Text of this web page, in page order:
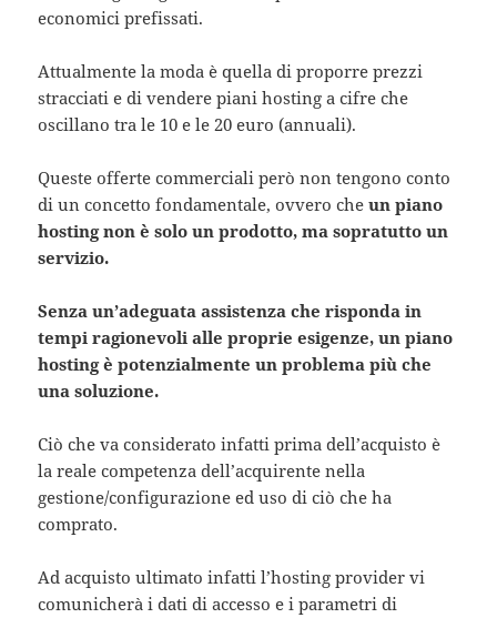
economici prefissati.
Attualmente la moda è quella di proporre prezzi
stracciati e di vendere piani hosting a cifre che
oscillano tra le 10 e le 20 euro (annuali).
Queste offerte commerciali però non tengono conto
di un concetto fondamentale, ovvero cheun piano
hosting non è solo un prodotto, ma sopratutto un
servizio.
Senza un’adeguata assistenza che risponda in
tempi ragionevoli alle proprie esigenze, un piano
hosting è potenzialmente un problema più che
una soluzione.
Ciò che va considerato infatti prima dell’acquisto è
la reale competenza dell’acquirente nella
gestione/configurazione ed uso di ciò che ha
comprato.
Ad acquisto ultimato infatti l’hosting provider vi
comunicherà i dati di accesso e i parametri di